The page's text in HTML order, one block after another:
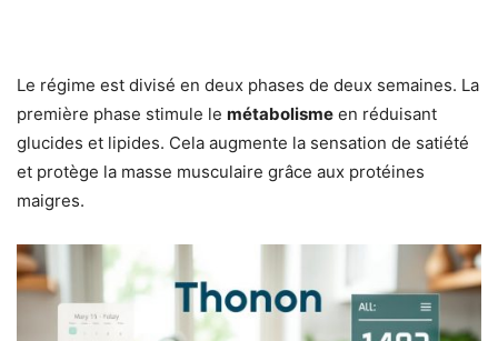
Le régime est divisé en deux phases de deux semaines. La
première phase stimule le métabolisme en réduisant
glucides et lipides. Cela augmente la sensation de satiété
et protège la masse musculaire grâce aux protéines
maigres.